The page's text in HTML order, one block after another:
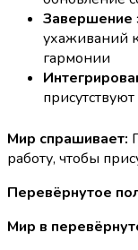
Завершение
ухаживаний
гармонии
Мир спрашивает:
работу, чтобы
Перевёрнутое
Мир в